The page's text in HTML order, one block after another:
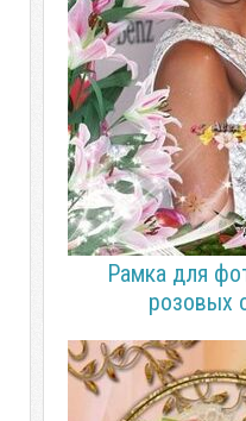
Рамка для
розовых